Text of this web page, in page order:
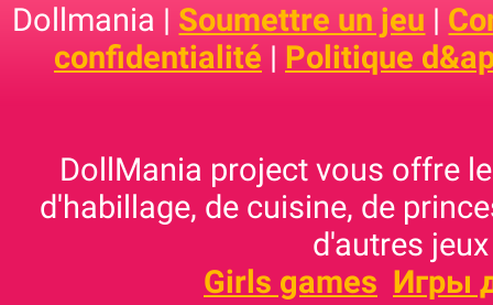
Dollmania | Soumettre un jeu |
confidentialité | Politique
DollMania project vous offre
d'habillage, de cuisine, de
d'autres
Girls games Игры